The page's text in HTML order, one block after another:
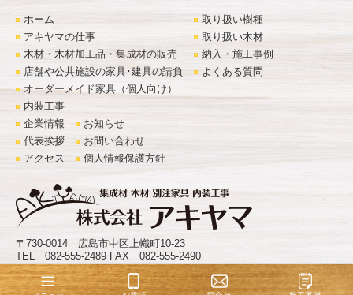
ホーム
アキヤマの仕事
木材・木材加工品・集成材の販売
店舗や公共施設の家具･建具の請負
オーダーメイド家具（個人向け）
内装工事
取り扱い樹種
取り扱い木材
納入・施工事例
よくある質問
企業情報
代表挨拶
アクセス
お知らせ
お問い合わせ
個人情報保護方針
〒730-0014 広島市中区上幟町10-23
TEL 082-555-2489 FAX 082-555-2490
© 株式会社アキヤマ . All Rights Reserved.